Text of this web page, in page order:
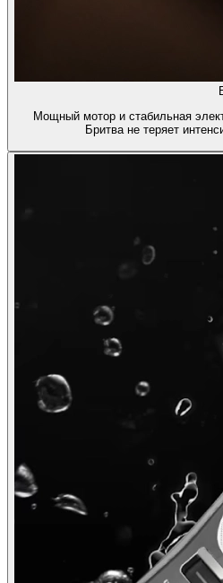
Мощный мотор и стабильная
Бритва не теряет